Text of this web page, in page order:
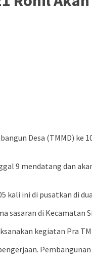
Desa (TMMD) ke
9 mendatang dan
kali ini di pusatkan di
sasaran di Kecamatan
kegiatan Pra